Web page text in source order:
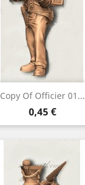
Copy Of Officier 01...
Preço
0,45 €